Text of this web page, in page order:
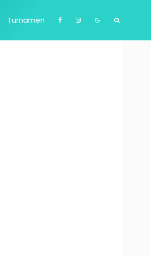
Turnamen